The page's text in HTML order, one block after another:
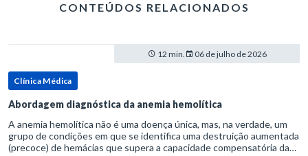
CONTEÚDOS RELACIONADOS
12 min. 06 de julho de 2026
Clínica Médica
Abordagem diagnóstica da anemia hemolítica
A anemia hemolítica não é uma doença única, mas, na verdade, um
grupo de condições em que se identifica uma destruição aumentada
(precoce) de hemácias que supera a capacidade compensatória da